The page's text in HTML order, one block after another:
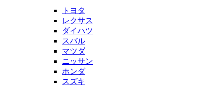
トヨタ
レクサス
ダイハツ
スバル
マツダ
ニッサン
ホンダ
スズキ